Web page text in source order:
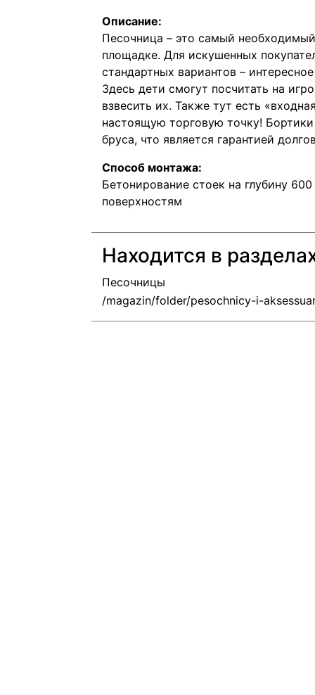
Описание:
Песочница – это самый
площадке. Для искушенных
стандартных вариантов –
Здесь дети смогут посчитать на
взвесить их. Также тут есть
настоящую торговую точку!
бруса, что является гарантией
Способ монтажа:
Бетонирование стоек на глубину
поверхностям
Находится в
Песочницы